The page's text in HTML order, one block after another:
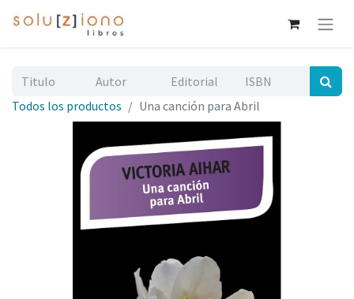
Todos los productos Una canción para Abril